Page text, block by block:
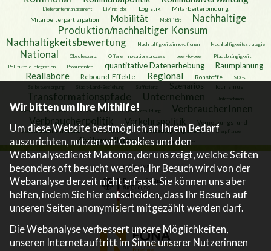
Wir bitten um Ihre Mithilfe!
Um diese Website bestmöglich an Ihrem Bedarf
auszurichten, nutzen wir Cookies und den
Webanalysedienst Matomo, der uns zeigt, welche Seiten
besonders oft besucht werden. Ihr Besuch wird von der
Webanalyse derzeit nicht erfasst. Sie können uns aber
helfen, indem Sie hier entscheiden, dass Ihr Besuch auf
unseren Seiten anonymisiert mitgezählt werden darf.
Die Webanalyse verbessert unsere Möglichkeiten,
unseren Internetauftritt im Sinne unserer Nutzerinnen
Lieferantenmanagement Living labs Logistik
Mitarbeiterbindung
Mitarbeiterpartizipation
Mobilität Mobilität
Nachhaltige
Produktion/nachhaltiger Konsum
Nachhaltigkeitsbewertung
Nachhaltigkeitsinnovationen Nachhaltigkeitsstrategie
National Obsoleszenz Offene Innovationsprozess peer-to-peer
Pfadabhängigkeit
Politikfeldintegration
Prosumenten quantitative Datenerhebung Raumplanung
Reallabore Rebound-Effekte Regional Rohstoffe
SDGs
Selbstversorgung
Stadt-Land-Beziehung Suffizienz Szenarios Tourismus
Transformationspfade Unternehmen
Unternehmen
Unternehmensverbände
urbaner Raum Verbraucherbildung
VerbraucherInnen
Verbraucherpolitik
Verkehrspolitik
Vernetzungs- und
Austauschkonferenz
Wasserversorgung Wertschöpfungskette Zierpflanzen
Zivilgesellschaft Zukunftswerkstatt